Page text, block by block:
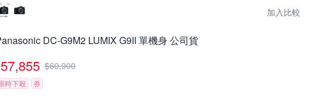
加入比較
DC-G9M2 LUMIX G9II 單機身 公司貨
57,855 $60,900
時下殺 券